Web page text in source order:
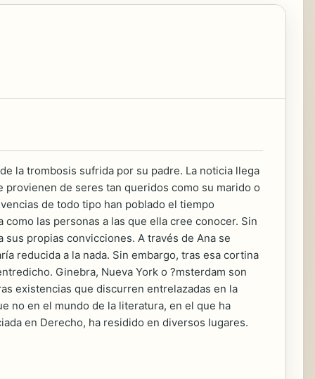
la trombosis sufrida por su padre. La noticia llega
de seres tan queridos como su marido o
de todo tipo han poblado el tiempo
las personas a las que ella cree conocer. Sin
propias convicciones. A través de Ana se
reducida a la nada. Sin embargo, tras esa cortina
Ginebra, Nueva York o ?msterdam son
existencias que discurren entrelazadas en la
no en el mundo de la literatura, en el que ha
en Derecho, ha residido en diversos lugares.